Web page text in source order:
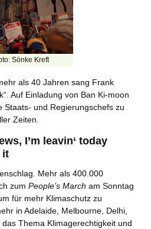
Sönke Kreft
als 40 Jahren sang Frank
Auf Einladung von Ban Ki-moon
Staats- und Regierungschefs zu
Zeiten.
I’m leavin‘ today
it
Mehr als 400.000
zum People’s March am Sonntag
für mehr Klimaschutz zu
in Adelaide, Melbourne, Delhi,
Thema Klimagerechtigkeit und